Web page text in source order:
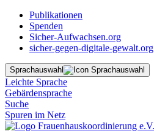
Publikationen
Spenden
Sicher-Aufwachsen.org
sicher-gegen-digitale-gewalt.org
Sprachauswahl
Leichte Sprache
Gebärdensprache
Suche
Spuren im Netz